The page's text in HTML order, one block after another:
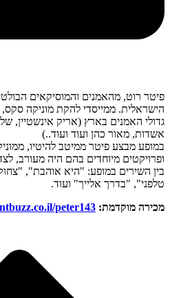
פיטר רוט, מהאמנים והמוסיקאים
הישראלית. ממייסדי להקת מוניקה סקס,
גדולי האמנים בארץ (אריק אינשטיין,
אשדות, מאור כהן ועוד ועוד..)
במופע מבצע פיטר ממיטב להיטיו,
ופרויקטים מיוחדים בהם היה מעורב,
בין השירים במופע: "היא אוהבת",
טלפני", "בדרך אלייך" ועוד.
מכירה מוקדמת: peter143